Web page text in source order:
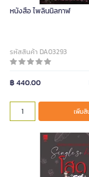
หนังสือ ไพลินนิลกาฬ
รหัสสินค้า DA03293
฿ 440.00
เพิ่มสิ